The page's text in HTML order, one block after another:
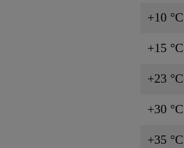
+10 °C
+15 °C
+23 °C
+30 °C
+35 °C